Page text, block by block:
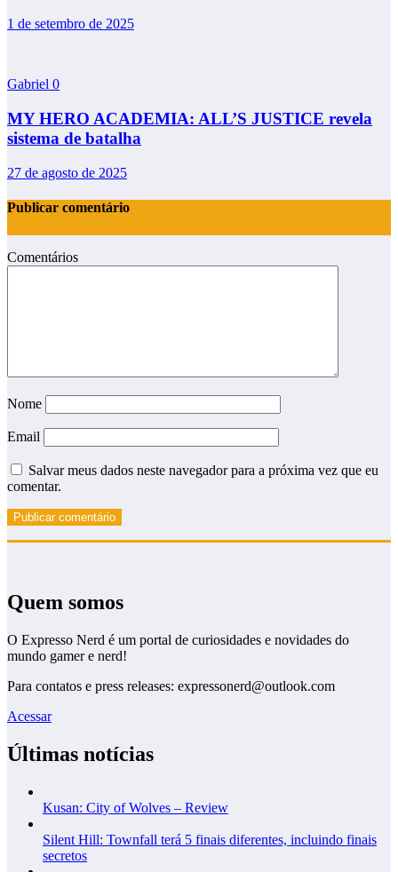
1 de setembro de 2025
Gabriel 0
MY HERO ACADEMIA: ALL’S JUSTICE revela
sistema de batalha
27 de agosto de 2025
Publicar comentário
Comentários
Nome
Email
Salvar meus dados neste navegador para a próxima vez que eu
comentar.
Quem somos
O Expresso Nerd é um portal de curiosidades e novidades do
mundo gamer e nerd!
Para contatos e press releases: expressonerd@outlook.com
Acessar
Últimas notícias
Kusan: City of Wolves – Review
Silent Hill: Townfall terá 5 finais diferentes, incluindo finais
secretos